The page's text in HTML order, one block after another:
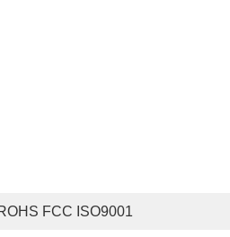
FCC ISO9001